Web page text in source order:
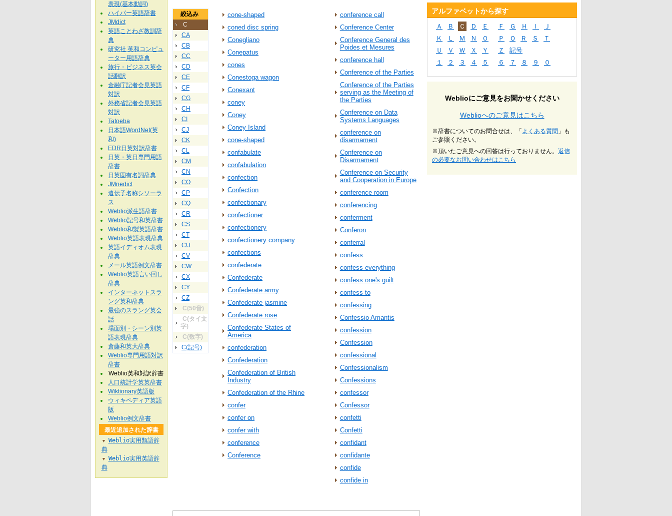
絞込み
C
CA
CB
CC
CD
CE
CF
CG
CH
CI
CJ
CK
CL
CM
CN
CO
CP
CQ
CR
CS
CT
CU
CV
CW
CX
CY
CZ
C(50音)
C(タイ文
字)
C(数字)
C(記号)
cone-shaped
coned disc spring
Conegliano
Conepatus
cones
Conestoga wagon
Conexant
coney
Coney
Coney Island
cone‐shaped
confabulate
confabulation
confection
Confection
confectionary
confectioner
confectionery
confectionery company
confections
confederate
Confederate
Confederate army
Confederate jasmine
Confederate rose
Confederate States of
America
confederation
Confederation
Confederation of British
Industry
Confederation of the Rhine
confer
confer on
confer with
conference
Conference
conference call
Conference Center
Conference General des
Poides et Mesures
conference hall
Conference of the Parties
Conference of the Parties
serving as the Meeting of
the Parties
Conference on Data
Systems Languages
conference on
disarmament
Conference on
Disarmament
Conference on Security
and Cooperation in Europe
conference room
conferencing
conferment
Conferon
conferral
confess
confess everything
confess one's guilt
confess to
confessing
Confessio Amantis
confession
Confession
confessional
Confessionalism
Confessions
confessor
Confessor
confetti
Confetti
confidant
confidante
confide
confide in
表現(基本動詞)
ハイパー英語辞書
JMdict
英語ことわざ教訓辞
典
研究社 英和コンピュ
ーター用語辞典
旅行・ビジネス英会
話翻訳
金融庁記者会見英語
対訳
外務省記者会見英語
対訳
Tatoeba
日本語WordNet(英
和)
EDR日英対訳辞書
日英・英日専門用語
辞書
日英固有名詞辞典
JMnedict
遺伝子名称シソーラ
ス
Weblio派生語辞書
Weblio記号和英辞書
Weblio和製英語辞書
Weblio英語表現辞典
英語イディオム表現
辞典
メール英語例文辞書
Weblio英語言い回し
辞典
インターネットスラ
ング英和辞典
最強のスラング英会
話
場面別・シーン別英
語表現辞典
斎藤和英大辞典
Weblio専門用語対訳
辞書
Weblio英和対訳辞書
人口統計学英英辞書
Wiktionary英語版
ウィキペディア英語
版
Weblio例文辞書
最近追加された辞書
▼
Weblio実用類語辞
典
▼
Weblio実用英語辞
典
アルファベットから探す
Ａ Ｂ Ｃ Ｄ Ｅ Ｆ Ｇ Ｈ Ｉ
Ｊ
Ｋ
Ｌ Ｍ Ｎ Ｏ Ｐ Ｑ Ｒ Ｓ
Ｔ
Ｕ
Ｖ Ｗ Ｘ Ｙ Ｚ
記号
１
２ ３ ４ ５ ６ ７ ８ ９ ０
Weblioにご意見をお聞かせください
Weblioへのご意見はこちら
※辞書についてのお問合せは、「 よくある質問 」も
ご参照ください。
※頂いたご意見への回答は行っておりません。 返信
の必要なお問い合わせはこちら